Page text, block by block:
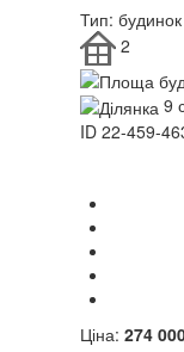
Тип: будинок
2
9
ID 22-459-
Ціна: 274